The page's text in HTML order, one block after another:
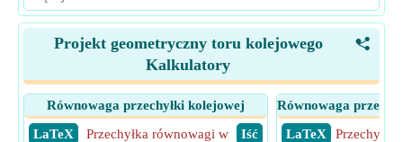
<
Projekt geometryczny toru kolejowego
Kalkulatory
Równowaga przechyłki kolejowej
​ LaTeX
​ Iść
Przechyłka równowagi w
Równowaga
​ LaTeX